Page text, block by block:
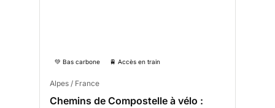
💚 Bas carbone 🚆 Accès en train
Alpes / France
Chemins de Compostelle à vélo :